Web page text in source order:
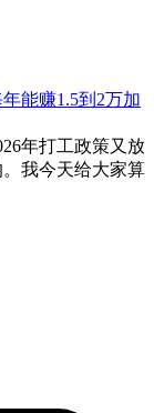
能赚1.5到2万加
年打工政策又放
我今天给大家算